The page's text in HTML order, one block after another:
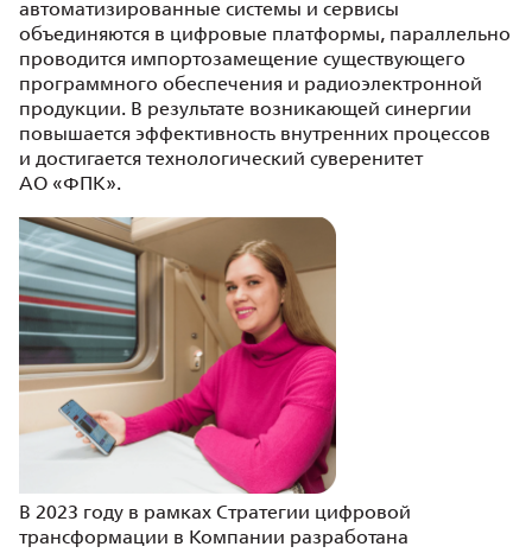
автоматизированные системы и сервисы
объединяются в цифровые платформы, параллельно
проводится импортозамещение существующего
программного обеспечения и радиоэлектронной
продукции. В результате возникающей синергии
повышается эффективность внутренних процессов
и достигается технологический суверенитет
АО «ФПК».
В 2023 году в рамках Стратегии цифровой
трансформации в Компании разработана